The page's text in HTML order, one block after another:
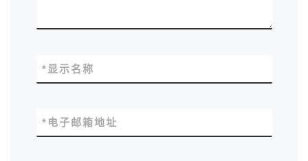
显示名称
*
电子邮箱地址
*